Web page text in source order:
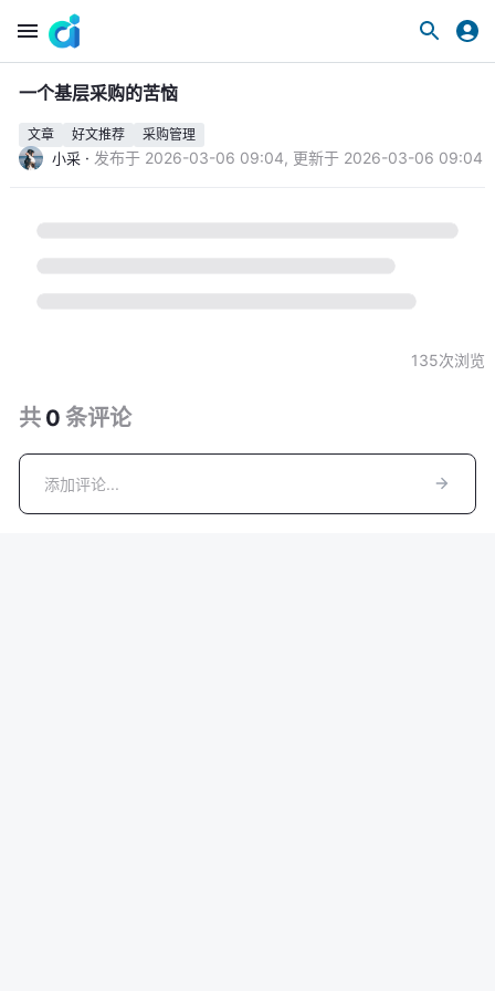
一个基层采购的苦恼
文章 好文推荐 采购管理
小采 · 发布于 2026-03-06 09:04, 更新于 2026-03-06 09:04
135次浏览
共 0 条评论